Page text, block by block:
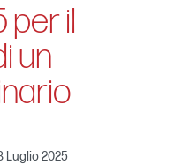
per il
un
Luglio 2025